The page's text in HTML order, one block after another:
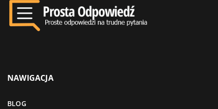
NAWIGACJA
BLOG